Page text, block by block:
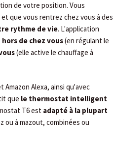
de votre position. Vous
que vous rentrez chez vous à des
rythme de vie. L'application
hors de chez vous(en régulant le
(elle active le chauffage à
Alexa, ainsi qu'avec
que le thermostat intelligent
T6 est adapté à la plupart
ou à mazout, combinées ou